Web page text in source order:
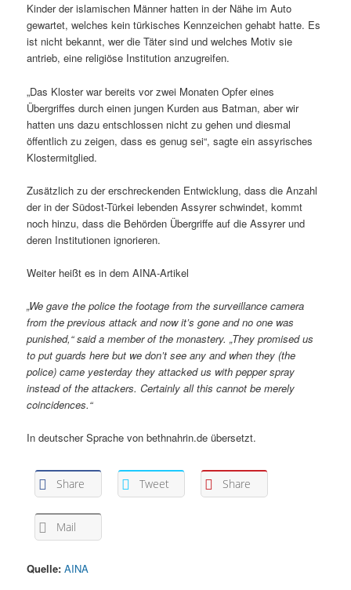
Kinder der islamischen Männer hatten in der Nähe im Auto
gewartet, welches kein türkisches Kennzeichen gehabt hatte. Es
ist nicht bekannt, wer die Täter sind und welches Motiv sie
antrieb, eine religiöse Institution anzugreifen.
„Das Kloster war bereits vor zwei Monaten Opfer eines
Übergriffes durch einen jungen Kurden aus Batman, aber wir
hatten uns dazu entschlossen nicht zu gehen und diesmal
öffentlich zu zeigen, dass es genug sei“, sagte ein assyrisches
Klostermitglied.
Zusätzlich zu der erschreckenden Entwicklung, dass die Anzahl
der in der Südost-Türkei lebenden Assyrer schwindet, kommt
noch hinzu, dass die Behörden Übergriffe auf die Assyrer und
deren Institutionen ignorieren.
Weiter heißt es in dem AINA-Artikel
„We gave the police the footage from the surveillance camera
from the previous attack and now it’s gone and no one was
punished,“ said a member of the monastery. „They promised us
to put guards here but we don’t see any and when they (the
police) came yesterday they attacked us with pepper spray
instead of the attackers. Certainly all this cannot be merely
coincidences.“
In deutscher Sprache von bethnahrin.de übersetzt.
Share Tweet Share
Mail
Quelle: AINA